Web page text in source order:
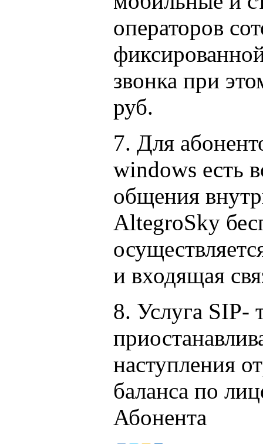
операторов
звонка при
руб.
7. Для
windows есть
общения
AltegroSky
и входящая
8. Услуга SIP-
наступления
баланса по
Абонента